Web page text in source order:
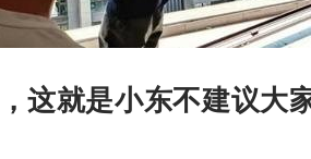
这就是小东不建议大